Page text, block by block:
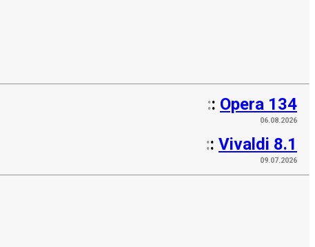
:: Opera 134
06.08.2026
:: Vivaldi 8.1
09.07.2026